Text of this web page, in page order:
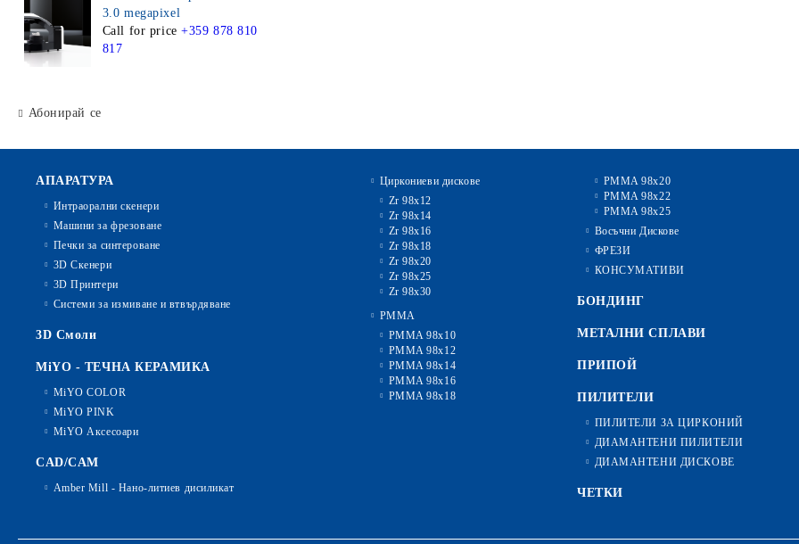
3.0 megapixel
Call for price +359 878 810
817
Абонирай се
АПАРАТУРА
Интраорални скенери
Машини за фрезоване
Печки за синтероване
3D Скенери
3D Принтери
Системи за измиване и втвърдяване
3D Смоли
MiYO - ТЕЧНА КЕРАМИКА
MiYO COLOR
MiYO PINK
MiYO Аксесоари
CAD/CAM
Amber Mill - Нано-литиев дисиликат
Циркониеви дискове
Zr 98x12
Zr 98x14
Zr 98x16
Zr 98x18
Zr 98x20
Zr 98x25
Zr 98x30
PMMA
PMMA 98x10
PMMA 98x12
PMMA 98x14
PMMA 98x16
PMMA 98x18
PMMA 98x20
PMMA 98x22
PMMA 98x25
Восъчни Дискове
ФРЕЗИ
КОНСУМАТИВИ
БОНДИНГ
МЕТАЛНИ СПЛАВИ
ПРИПОЙ
ПИЛИТЕЛИ
ПИЛИТЕЛИ ЗА ЦИРКОНИЙ
ДИАМАНТЕНИ ПИЛИТЕЛИ
ДИАМАНТЕНИ ДИСКОВЕ
ЧЕТКИ